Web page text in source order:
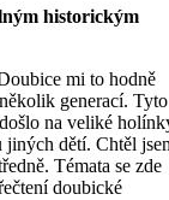
historickým
mi to hodně
generací. Tyto
na veliké
jiných dětí. Chtěl
Témata se zde
doubické